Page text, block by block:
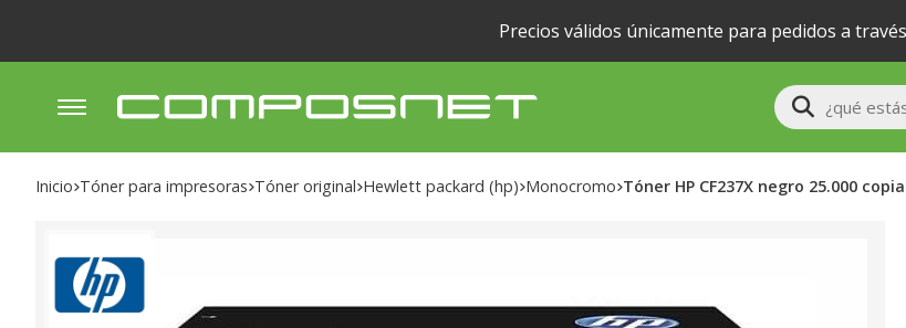
Precios válidos únicamente para pedidos a
Buscar
Inicio tóner para impresoras tóner original hewlett packard (hp) monocromo Tóner HP CF237X negro 25.000